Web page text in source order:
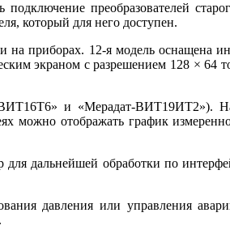
преобразователей
который для не­го доступен.
приборах. 12-я модель оснащена
экраном с разрешением 128 × 64
­ВИТ16Т6» и «Мерадат-ВИТ19ИТ2»).
можно отображать график
дальнейшей обработки по
давления или управления